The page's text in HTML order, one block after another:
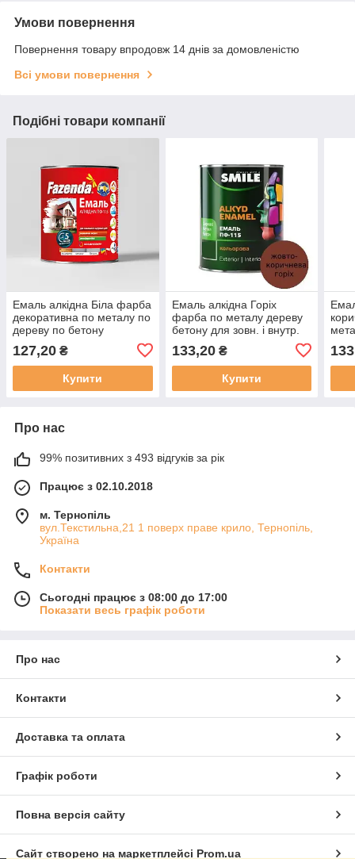
Умови повернення
Повернення товару впродовж 14 днів за домовленістю
Всі умови повернення
Подібні товари компанії
Емаль алкідна Біла фарба
декоративна по металу по
дереву по бетону
115 F [0.9 кг]
127,20 ₴
Купити
Емаль алкідна Горіх
фарба по металу дереву
бетону для зовн. і внутр.
робіт Smile ПФ 115 [0.9 кг]
133,20₴
Купити
ПФ
Про нас
99% позитивних з 493 відгуків за рік
Працює з 02.10.2018
м. Тернопіль
вул.Текстильна,21 1 поверх праве крило, Тернопіль,
Україна
Контакти
Сьогодні працює з 08:00 до 17:00
Показати весь графік роботи
Про нас
Контакти
Доставка та оплата
Графік роботи
Повна версія сайту
Сайт створено на маркетплейсі Prom.ua